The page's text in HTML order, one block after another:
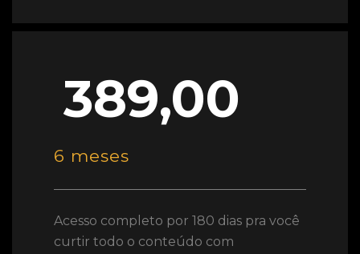
389,00
6 meses
Acesso completo por 180 dias pra você
curtir todo o conteúdo com